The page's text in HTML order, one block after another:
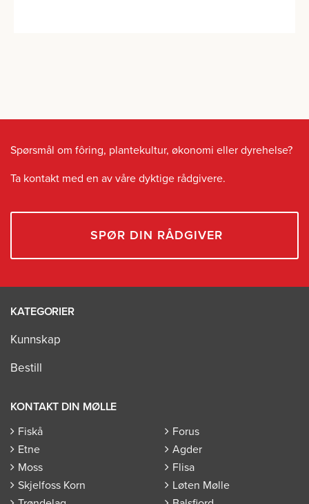
Spørsmål om fôring, plantekultur, økonomi eller dyrehelse?
Ta kontakt med en av våre dyktige rådgivere.
SPØR DIN RÅDGIVER
KATEGORIER
Kunnskap
Bestill
KONTAKT DIN MØLLE
Fiskå
Forus
Etne
Agder
Moss
Flisa
Skjelfoss Korn
Løten Mølle